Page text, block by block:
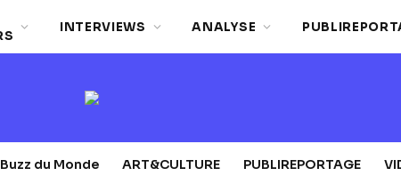
INTERVIEWS ANALYSE
Buzz du Monde ART&CULTURE PUBLIREPORTAGE